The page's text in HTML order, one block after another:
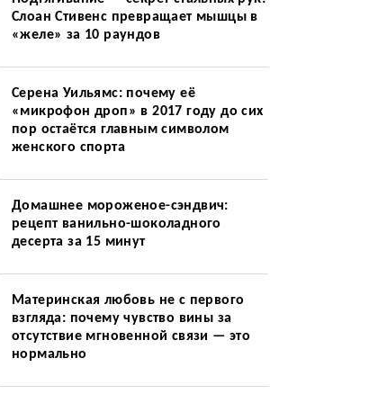
Слоан Стивенс превращает мышцы в
«желе» за 10 раундов
Серена Уильямс: почему её
«микрофон дроп» в 2017 году до сих
пор остаётся главным символом
женского спорта
Домашнее мороженое-сэндвич:
рецепт ванильно-шоколадного
десерта за 15 минут
Материнская любовь не с первого
взгляда: почему чувство вины за
отсутствие мгновенной связи — это
нормально